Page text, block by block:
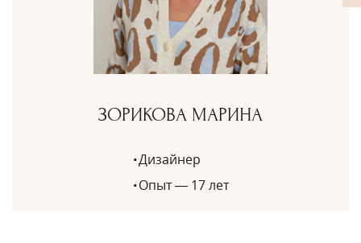
ЗОРИКОВА МАРИНА
Дизайнер
Опыт — 17 лет